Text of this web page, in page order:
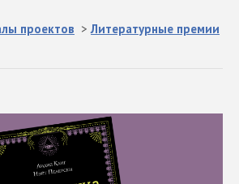
проектов >Литературные премии